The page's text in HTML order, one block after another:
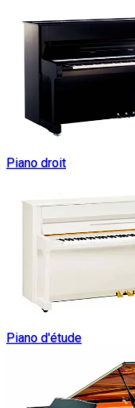
Piano droit
Piano d'étude